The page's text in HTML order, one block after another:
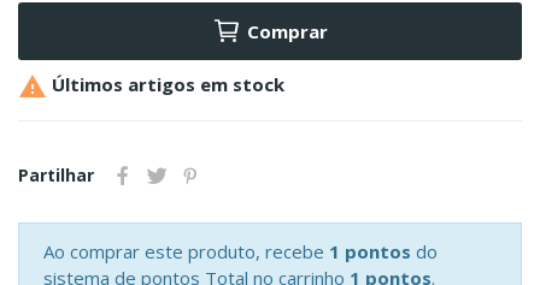
Comprar
 Últimos artigos em stock
Partilhar
Ao comprar este produto, recebe 1 pontos do
sistema de pontos Total no carrinho 1 pontos.